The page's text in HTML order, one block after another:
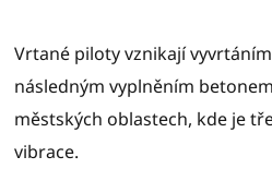
Vrtané piloty vznikají
následným vyplněním
městských oblastech, kde je
vibrace.